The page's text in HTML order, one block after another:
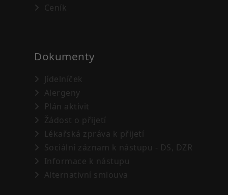
Ceník
Dokumenty
Jídelníček
Alergeny
Plán aktivit
Žádost o přijetí
Lékařská zpráva k přijetí
Sociální záznam k nástupu - DS, DZR
Informace k nástupu
Alternativní smlouva